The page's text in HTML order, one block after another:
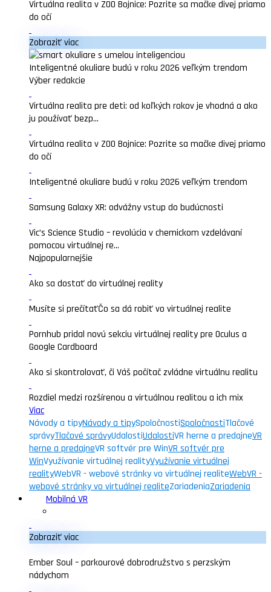
Virtuálna realita v ZOO Bojnice: Pozrite sa mačke divej priamo
do očí
Zobraziť viac
Inteligentné okuliare budú v roku 2026 veľkým trendom
Výber redakcie
Virtuálna realita pre deti: od koľkých rokov je vhodná a ako
ju používať bezp...
Virtuálna realita v ZOO Bojnice: Pozrite sa mačke divej priamo
do očí
Inteligentné okuliare budú v roku 2026 veľkým trendom
Samsung Galaxy XR: odvážny vstup do budúcnosti
Vic’s Science Studio – revolúcia v chemickom vzdelávaní
pomocou virtuálnej re...
Najpopularnejšie
Ako sa dostať do virtuálnej reality
Musíte si prečítaťČo sa dá robiť vo virtuálnej realite
Pornhub pridal novú sekciu virtuálnej reality pre Oculus a
Google Cardboard
Ako si skontrolovať, či Váš počítač zvládne virtuálnu realitu
Rozdiel medzi rozšírenou a virtuálnou realitou a ich mix
Viac
Návody a tipyNávody a tipySpoločnostiSpoločnostiTlačové
správyTlačové správyUdalostiUdalostiVR herne a predajneVR
herne a predajneVR softvér pre WinVR softvér pre
WinVyužívanie virtuálnej realityVyužívanie virtuálnej
realityWebVR - webové stránky vo virtuálnej realiteWebVR -
webové stránky vo virtuálnej realiteZariadeniaZariadenia
Mobilná VR
Zobraziť viac
Ember Soul – parkourové dobrodružstvo s perzským
nádychom